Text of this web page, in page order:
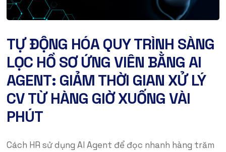
TỰ ĐỘNG HÓA QUY TRÌNH SÀNG
LỌC HỒ SƠ ỨNG VIÊN BẰNG AI
AGENT: GIẢM THỜI GIAN XỬ LÝ
CV TỪ HÀNG GIỜ XUỐNG VÀI
PHÚT
Cách HR sử dụng AI Agent để đọc nhanh hàng trăm